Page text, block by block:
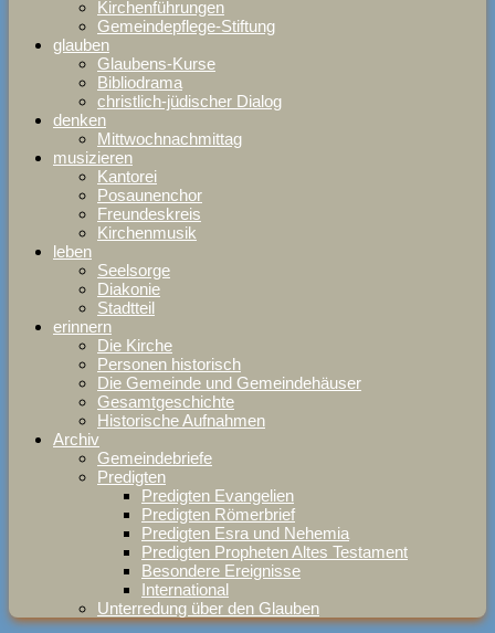
Kirchenführungen
Gemeindepflege-Stiftung
glauben
Glaubens-Kurse
Bibliodrama
christlich-jüdischer Dialog
denken
Mittwochnachmittag
musizieren
Kantorei
Posaunenchor
Freundeskreis
Kirchenmusik
leben
Seelsorge
Diakonie
Stadtteil
erinnern
Die Kirche
Personen historisch
Die Gemeinde und Gemeindehäuser
Gesamtgeschichte
Historische Aufnahmen
Archiv
Gemeindebriefe
Predigten
Predigten Evangelien
Predigten Römerbrief
Predigten Esra und Nehemia
Predigten Propheten Altes Testament
Besondere Ereignisse
International
Unterredung über den Glauben